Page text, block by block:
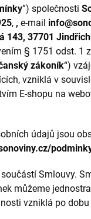
”) společnosti
, , e-mail
143, 37701
§ 1751 odst. 1
zákoník“)
vzniklá v
E-shopu na
údajů jsou
Smlouvy.
můžeme
vzniklá po